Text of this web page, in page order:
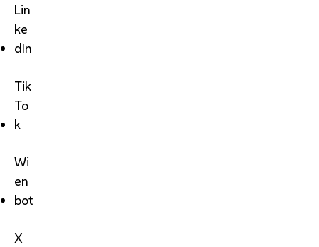
Lin
ke
dIn
Tik
To
k
Wi
en
bot
X